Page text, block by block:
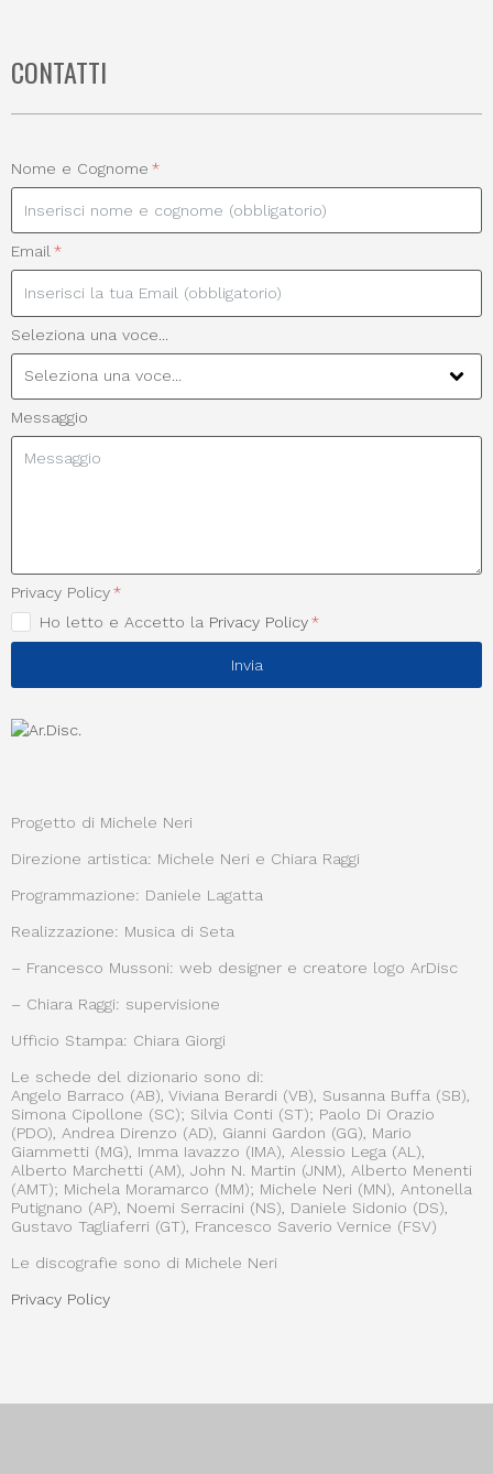
Progetto di Michele Neri
Direzione artistica: Michele Neri e Chiara Raggi
Programmazione: Daniele Lagatta
Realizzazione: Musica di Seta
– Francesco Mussoni: web designer e creatore logo ArDisc
– Chiara Raggi: supervisione
Ufficio Stampa: Chiara Giorgi
Le schede del dizionario sono di:
Angelo Barraco (AB), Viviana Berardi (VB), Susanna Buffa (SB),
Simona Cipollone (SC); Silvia Conti (ST); Paolo Di Orazio
(PDO), Andrea Direnzo (AD), Gianni Gardon (GG), Mario
Giammetti (MG), Imma Iavazzo (IMA), Alessio Lega (AL),
Alberto Marchetti (AM), John N. Martin (JNM), Alberto Menenti
(AMT); Michela Moramarco (MM); Michele Neri (MN), Antonella
Putignano (AP), Noemi Serracini (NS), Daniele Sidonio (DS),
Gustavo Tagliaferri (GT), Francesco Saverio Vernice (FSV)
Le discografie sono di Michele Neri
Privacy Policy
CONTATTI
Nome e Cognome
Email
Seleziona una voce...
Messaggio
Privacy Policy
Ho letto e Accetto la Privacy Policy
Invia